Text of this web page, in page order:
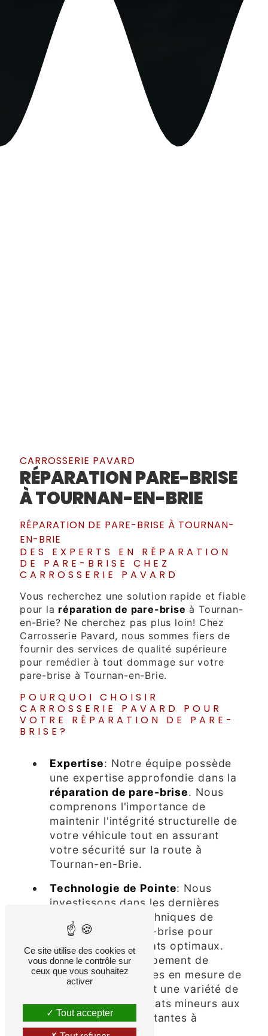
CARROSSERIE PAVARD
RÉPARATION PARE-BRISE
À TOURNAN-EN-BRIE
RÉPARATION DE PARE-BRISE À TOURNAN-
EN-BRIE
DES EXPERTS EN RÉPARATION
DE PARE-BRISE CHEZ
CARROSSERIE PAVARD
Vous recherchez une solution rapide et fiable
pour la réparation de pare-brise à Tournan-
en-Brie? Ne cherchez pas plus loin! Chez
Carrosserie Pavard, nous sommes fiers de
fournir des services de qualité supérieure
pour remédier à tout dommage sur votre
pare-brise à Tournan-en-Brie.
POURQUOI CHOISIR
CARROSSERIE PAVARD POUR
VOTRE RÉPARATION DE PARE-
BRISE?
Expertise: Notre équipe possède
une expertise approfondie dans la
réparation de pare-brise. Nous
comprenons l'importance de
maintenir l'intégrité structurelle de
votre véhicule tout en assurant
votre sécurité sur la route à
Tournan-en-Brie.
Technologie de Pointe: Nous
investissons dans les dernières
technologies et techniques de
réparation de pare-brise pour
garantir des résultats optimaux.
Grâce à notre équipement de
pointe, nous sommes en mesure de
traiter efficacement une variété de
dommages, des éclats mineurs aux
fissures plus importantes à
Tournan-en-Brie.
Ce site utilise des cookies et
vous donne le contrôle sur
ceux que vous souhaitez
activer
Tout accepter